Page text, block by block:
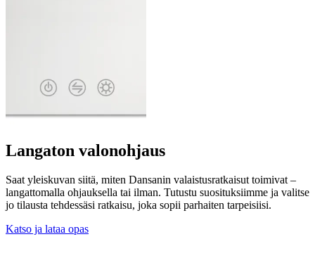
Langaton valonohjaus
Saat yleiskuvan siitä, miten Dansanin valaistusratkaisut toimivat –
langattomalla ohjauksella tai ilman. Tutustu suosituksiimme ja valitse
jo tilausta tehdessäsi ratkaisu, joka sopii parhaiten tarpeisiisi.
Katso ja lataa opas